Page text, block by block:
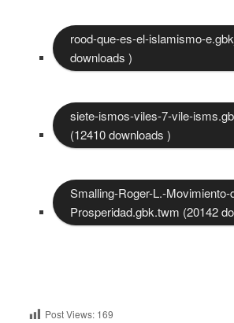
rood-que-es-el-islamismo-
downloads )
siete-ismos-viles-7-vile-
(12410 downloads )
Smalling-Roger-L.-Movimiento-
Prosperidad.gbk.twm (20142
Post Views: 169